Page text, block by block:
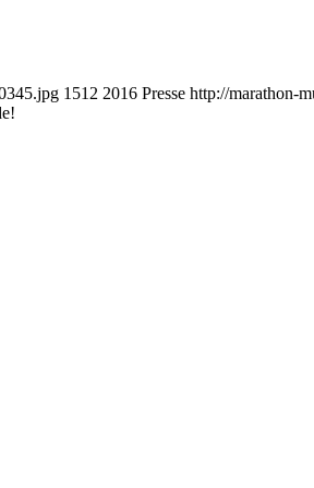
1512 2016 Presse http://marathon-